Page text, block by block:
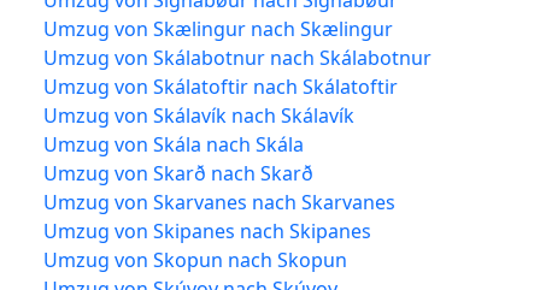
Umzug von Skælingur nach Skælingur
Umzug von Skálabotnur nach Skálabotnur
Umzug von Skálatoftir nach Skálatoftir
Umzug von Skálavík nach Skálavík
Umzug von Skála nach Skála
Umzug von Skarð nach Skarð
Umzug von Skarvanes nach Skarvanes
Umzug von Skipanes nach Skipanes
Umzug von Skopun nach Skopun